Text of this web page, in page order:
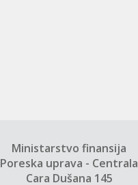
Ministarstvo finansija
Poreska uprava - Centrala
Cara Dušana 145